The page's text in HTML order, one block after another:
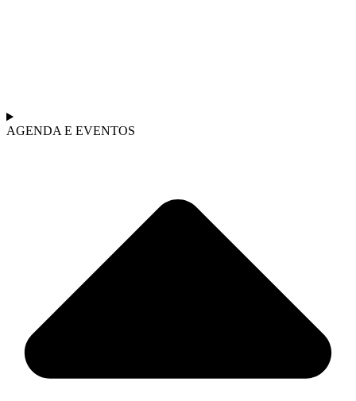
AGENDA E EVENTOS